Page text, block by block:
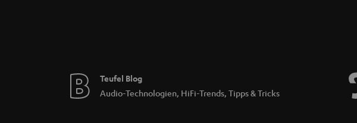
Teufel Blog
Audio-Technologien, HiFi-Trends, Tipps & Tricks